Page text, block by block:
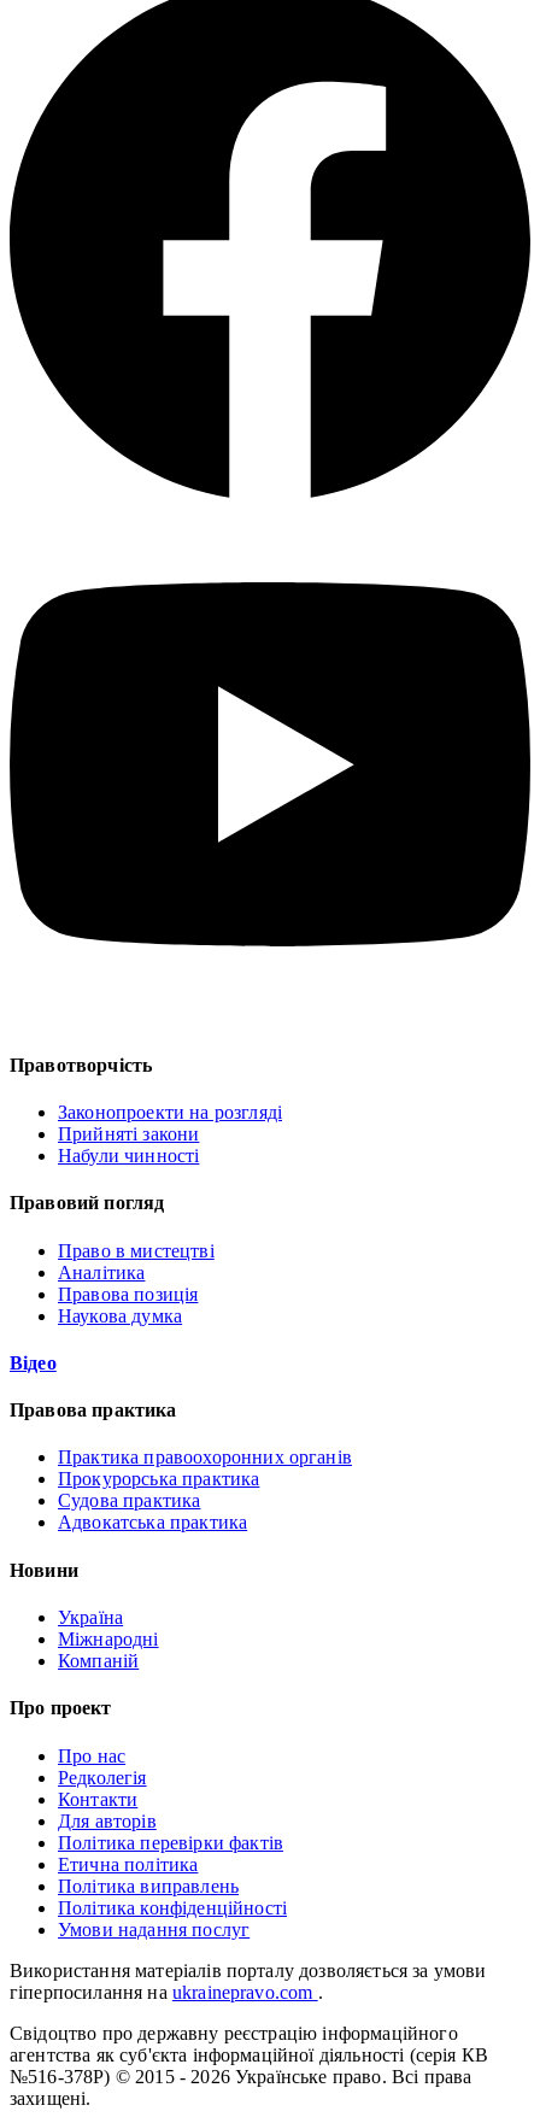
Правотворчість
Законопроекти на розгляді
Прийняті закони
Набули чинності
Правовий погляд
Право в мистецтві
Аналітика
Правова позиція
Наукова думка
Відео
Правова практика
Практика правоохоронних органів
Прокурорська практика
Судова практика
Адвокатська практика
Новини
Україна
Міжнародні
Компаній
Про проект
Про нас
Редколегія
Контакти
Для авторів
Політика перевірки фактів
Етична політика
Політика виправлень
Політика конфіденційності
Умови надання послуг
Використання матеріалів порталу дозволяється за умови
гіперпосилання на ukrainepravo.com .
Свідоцтво про державну реєстрацію інформаційного
агентства як суб'єкта інформаційної діяльності (серія КВ
№516-378Р) © 2015 - 2026 Українське право. Всі права
захищені.